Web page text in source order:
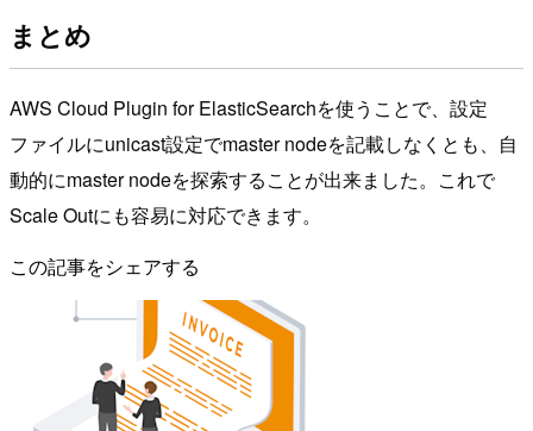
まとめ
AWS Cloud Plugin for ElasticSearchを使うことで、設定
ファイルにunicast設定でmaster nodeを記載しなくとも、自
動的にmaster nodeを探索することが出来ました。これで
Scale Outにも容易に対応できます。
この記事をシェアする